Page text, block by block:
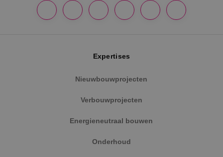
Expertises
Nieuwbouwprojecten
Verbouwprojecten
Energieneutraal bouwen
Onderhoud
Strikt noodzakelijk Prestatie
Targeting
Functioneel
Niet-geclassificeerd
gebruikersaanmelding en accountbeheer. De
PHP.net